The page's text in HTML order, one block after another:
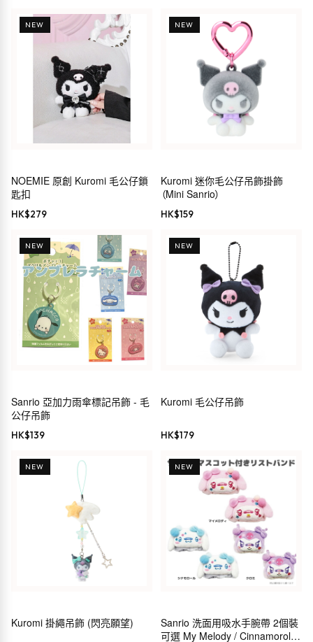
NEW
NOEMIE 原創 Kuromi 毛公仔鎖
匙扣
HK$279
NEW
Kuromi 迷你毛公仔吊飾掛飾
（Mini Sanrio）
HK$159
NEW
Sanrio 亞加力雨傘標記吊飾 - 毛
公仔吊飾
HK$139
NEW
Kuromi 毛公仔吊飾
HK$179
NEW
Kuromi 掛繩吊飾 (閃亮願望)
NEW
Sanrio 洗面用吸水手腕帶 2個裝
可選 My Melody / Cinnamoroll /